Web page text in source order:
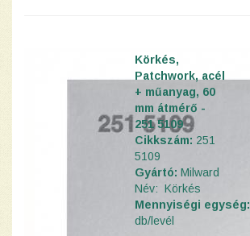
Körkés,
Patchwork, acél
+ műanyag, 60
mm átmérő -
251 5109
Cikkszám: 251
5109
Gyártó: Milward
Név: Körkés
Mennyiségi egység:
d b/levél